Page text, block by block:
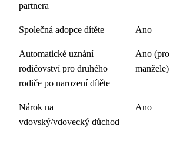
partnera
Společná adopce dítěte Ano
Automatické uznání
rodičovství pro druhého
rodiče po narození dítěte
Ano (pro
manžele)
Nárok na
vdovský/vdovecký důchod
Ano